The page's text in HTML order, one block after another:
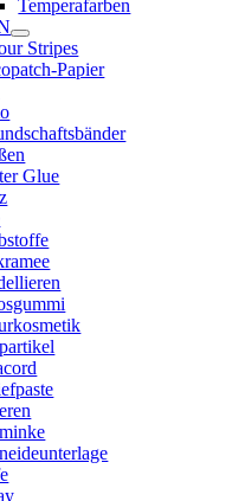
Temperafarben
Stripes
Papier
Glue